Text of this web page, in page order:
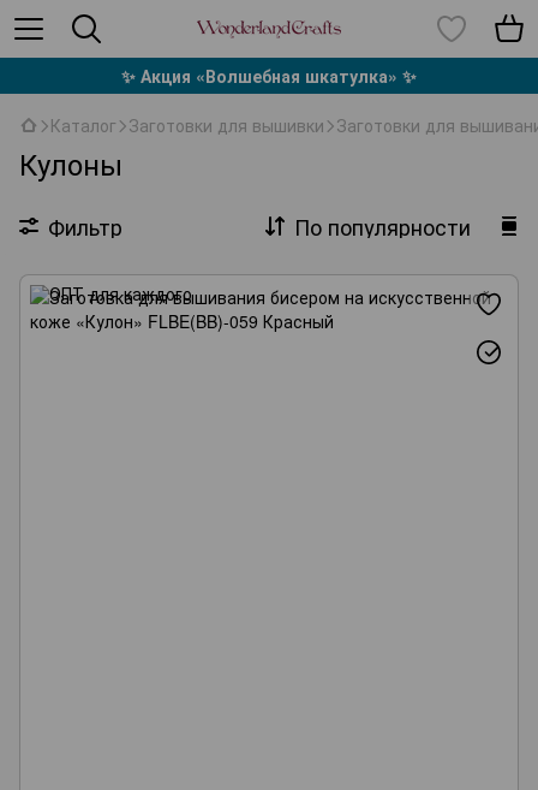
✨ Акция «Волшебная шкатулка» ✨
Каталог Заготовки для вышивки Заготовки для
Кулоны
Фильтр По популярности